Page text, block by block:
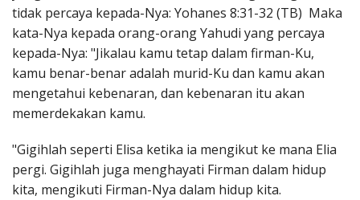
tidak percaya kepada-Nya: Yohanes 8:31-32 (TB) Maka
kata-Nya kepada orang-orang Yahudi yang percaya
kepada-Nya: "Jikalau kamu tetap dalam firman-Ku,
kamu benar-benar adalah murid-Ku dan kamu akan
mengetahui kebenaran, dan kebenaran itu akan
memerdekakan kamu.
"Gigihlah seperti Elisa ketika ia mengikut ke mana Elia
pergi. Gigihlah juga menghayati Firman dalam hidup
kita, mengikuti Firman-Nya dalam hidup kita.